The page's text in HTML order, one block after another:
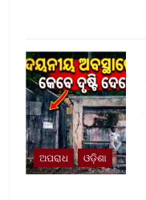
ଅପରାଧ ଓଡ଼ିଶା